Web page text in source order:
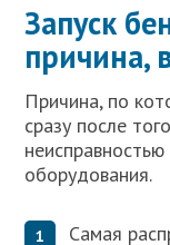
Запуск
причина,
Причина, по
сразу после
оборудования.
Самая